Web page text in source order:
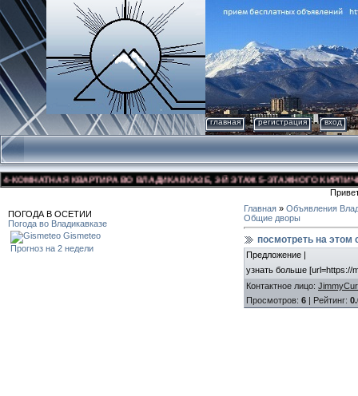
главная регистрация вход
КВАРТИРА ВО ВЛАДИКАВКАЗЕ, 3-Й ЭТАЖ 5-ЭТАЖНОГО
ПОГОДА В ОСЕТИИ
Погода во Владикавказе
Gismeteo
Прогноз на 2 недели
Главная » Объявления
Общие дворы
посмотреть на этом
Предложение |
узнать больше [url=https://
Контактное лицо:
Просмотров: 6 | Рейтинг: